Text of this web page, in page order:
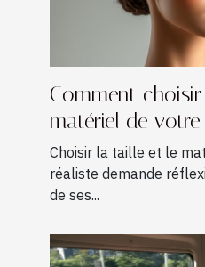
Comment
matériel de
?
Choisir la taille et le
réaliste demande
de ses...